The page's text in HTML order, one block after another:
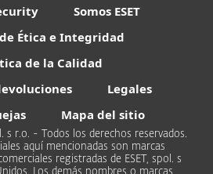
Somos ESET
Ética e Integridad
de la Calidad
Legales
Mapa del sitio
s r.o. - Todos los derechos reservados.
aquí mencionadas son marcas
registradas de ESET, spol. s